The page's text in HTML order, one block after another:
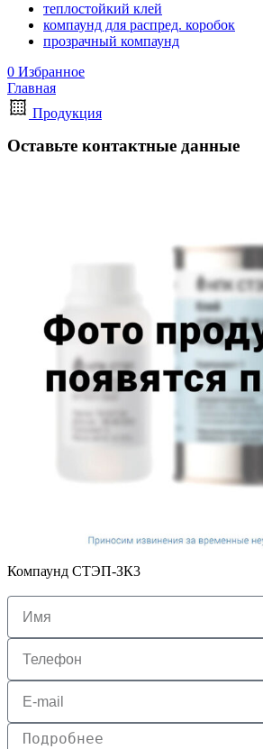
теплостойкий клей
компаунд для распред. коробок
прозрачный компаунд
0 Избранное
Главная
Продукция
Оставьте контактные данные
Компаунд СТЭП-ЗК3